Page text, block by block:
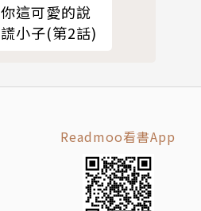
你這可愛的說
謊小子(第2話)
Readmoo看書App